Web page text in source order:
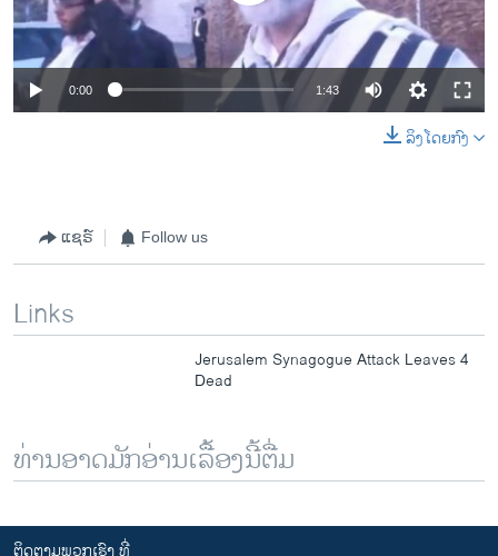
0:00 1:43
ລິງໂດຍກົງ
ແຊຣ໌ Follow us
Links
Jerusalem Synagogue Attack Leaves 4
Dead
ທ່ານອາດມັກອ່ານເລື້ອງນີ້ຕື່ມ
ຕິດຕາມພວກເຮົາ ທີ່